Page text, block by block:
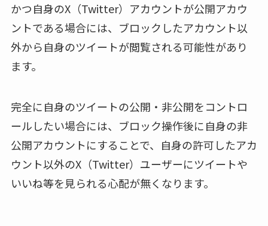
かつ自身のX（Twitter）アカウントが公開アカウ
ントである場合には、ブロックしたアカウント以
外から自身のツイートが閲覧される可能性があり
ます。
完全に自身のツイートの公開・非公開をコントロ
ールしたい場合には、ブロック操作後に自身の非
公開アカウントにすることで、自身の許可したアカ
ウント以外のX（Twitter）ユーザーにツイートや
いいね等を見られる心配が無くなります。